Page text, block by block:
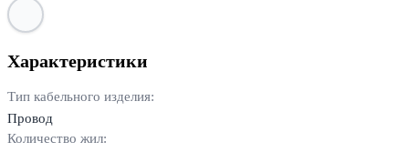
Характеристики
Тип кабельного изделия:
Провод
Количество жил: